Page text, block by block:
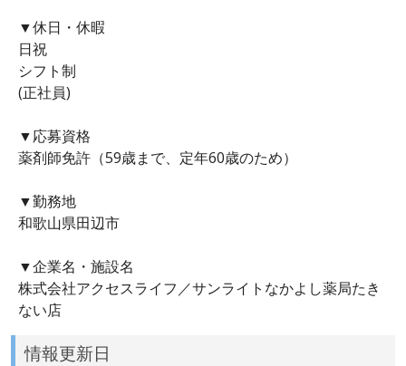
▼休日・休暇
日祝
シフト制
(正社員)
▼応募資格
薬剤師免許（59歳まで、定年60歳のため）
▼勤務地
和歌山県田辺市
▼企業名・施設名
株式会社アクセスライフ／サンライトなかよし薬局たき
ない店
情報更新日